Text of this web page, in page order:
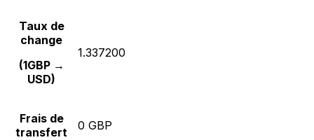
Taux de
change
(1GBP →
USD)
1.337200
Frais de
transfert
0 GBP